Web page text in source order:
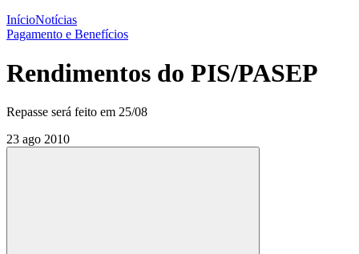
InícioNotícias
Pagamento e Benefícios
Rendimentos do PIS/PASEP
Repasse será feito em 25/08
23 ago 2010